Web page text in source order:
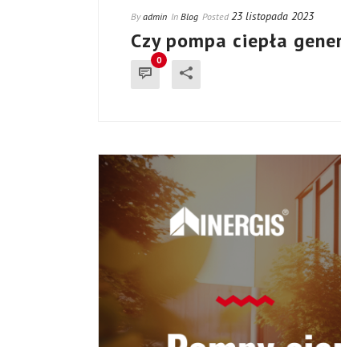
By admin In Blog Posted 23 listopada 2023
Czy pompa ciepła
0